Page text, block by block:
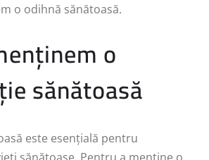
o odihnă sănătoasă.
o
sănătoasă
este esențială pentru
sănătoase. Pentru a menține o